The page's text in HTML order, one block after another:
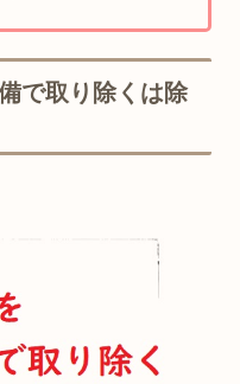
で取り除くは除